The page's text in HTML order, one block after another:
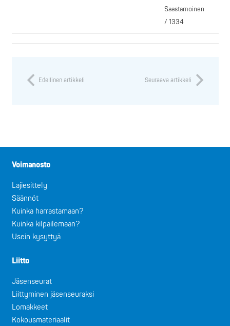
Saastamoinen
/ 1334
Edellinen artikkeli Seuraava artikkeli
Voimanosto
Lajiesittely
Säännöt
Kuinka harrastamaan?
Kuinka kilpailemaan?
Usein kysyttyä
Liitto
Jäsenseurat
Liittyminen jäsenseuraksi
Lomakkeet
Kokousmateriaalit